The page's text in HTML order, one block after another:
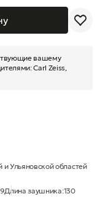
вашему
Carl Zeiss,
Ульяновской областей
Длина заушника:130